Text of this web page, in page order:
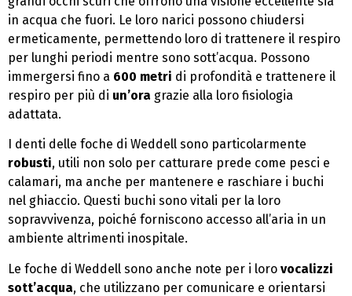
in acqua che fuori. Le loro narici possono chiudersi
ermeticamente, permettendo loro di trattenere il respiro
per lunghi periodi mentre sono sott’acqua. Possono
immergersi fino a 600 metri di profondità e trattenere il
respiro per più di un’ora grazie alla loro fisiologia
adattata.
I denti delle foche di Weddell sono particolarmente
robusti, utili non solo per catturare prede come pesci e
calamari, ma anche per mantenere e raschiare i buchi
nel ghiaccio. Questi buchi sono vitali per la loro
sopravvivenza, poiché forniscono accesso all’aria in un
ambiente altrimenti inospitale.
Le foche di Weddell sono anche note per i loro vocalizzi
sott’acqua, che utilizzano per comunicare e orientarsi